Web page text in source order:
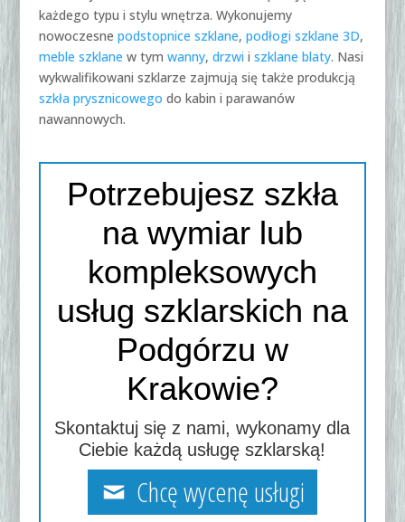
każdego typu i stylu wnętrza. Wykonujemy
nowoczesne podstopnice szklane, podłogi szklane 3D,
meble szklane w tym wanny, drzwi i szklane blaty. Nasi
wykwalifikowani szklarze zajmują się także produkcją
szkła prysznicowego do kabin i parawanów
nawannowych.
Potrzebujesz szkła
na wymiar lub
kompleksowych
usług szklarskich na
Podgórzu w
Krakowie?
Skontaktuj się z nami, wykonamy dla
Ciebie każdą usługę szklarską!
Chcę wycenę usługi